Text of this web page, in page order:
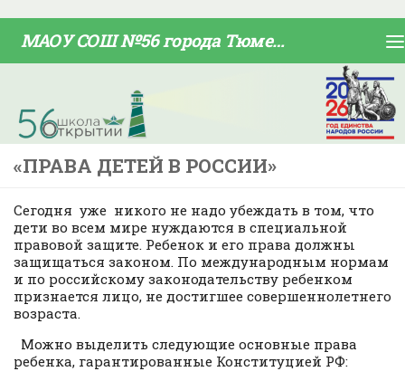
МАОУ СОШ №56 города Тюмени
«ПРАВА ДЕТЕЙ В РОССИИ»
Сегодня уже никого не надо убеждать в том, что
дети во всем мире нуждаются в специальной
правовой защите. Ребенок и его права должны
защищаться законом. По международным нормам
и по российскому законодательству ребенком
признается лицо, не достигшее совершеннолетнего
возраста.
Можно выделить следующие основные права
ребенка, гарантированные Конституцией РФ: